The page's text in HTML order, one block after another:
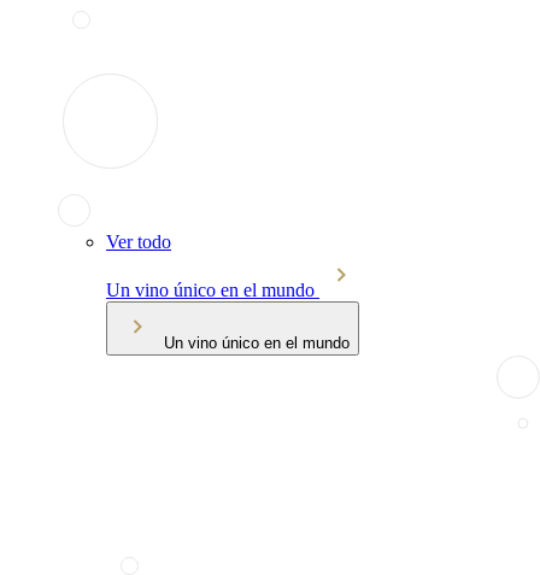
Ver todo
Un vino único en el mundo
Un vino único en el mundo